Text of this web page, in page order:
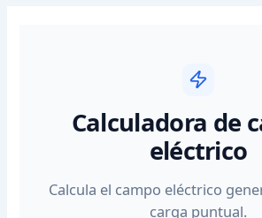
Calculadora de
eléctrico
Calcula el campo eléctrico
carga puntual.